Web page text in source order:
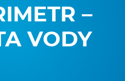
–
VODY